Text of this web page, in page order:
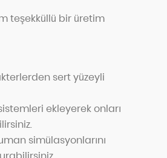
teşekküllü bir üretim
sert yüzeyli
ekleyerek onları
simülasyonlarını